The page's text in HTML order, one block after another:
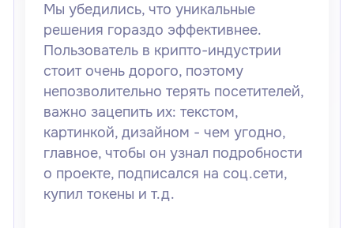
Мы убедились, что уникальные
решения гораздо эффективнее.
Пользователь в крипто-индустрии
стоит очень дорого, поэтому
непозволительно терять посетителей,
важно зацепить их: текстом,
картинкой, дизайном - чем угодно,
главное, чтобы он узнал подробности
о проекте, подписался на соц.сети,
купил токены и т.д.